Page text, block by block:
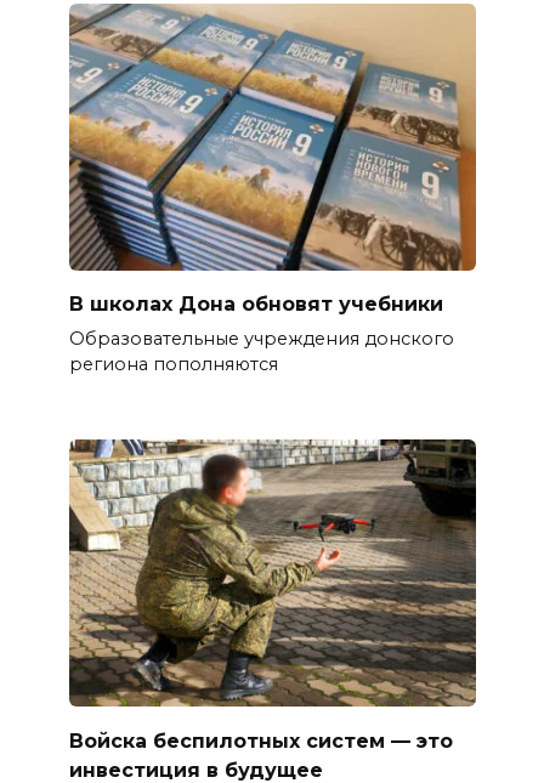
В школах Дона обновят учебники
Образовательные учреждения донского
региона пополняются
Войска беспилотных систем — это
инвестиция в будущее